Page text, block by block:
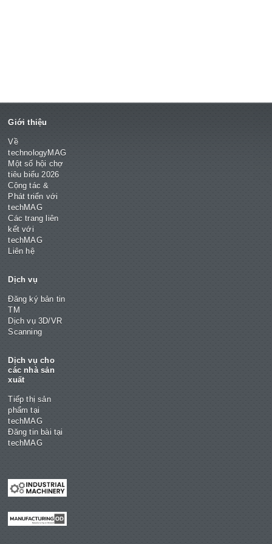
Giới thiệu
Về
technologyMAG
Một số hội chợ
tiêu biểu 2026
Cộng tác &
Phát triển với
techMAG
Các trang liên
kết với
techMAG
Liên hệ
Dịch vụ
Đăng ký bản tin
TM
Dịch vụ 3D/VR
Scanning
Dịch vụ cho
các nhà sản
xuất
Tiếp thị sản
phẩm tại
techMAG
Đăng tin bài tại
techMAG